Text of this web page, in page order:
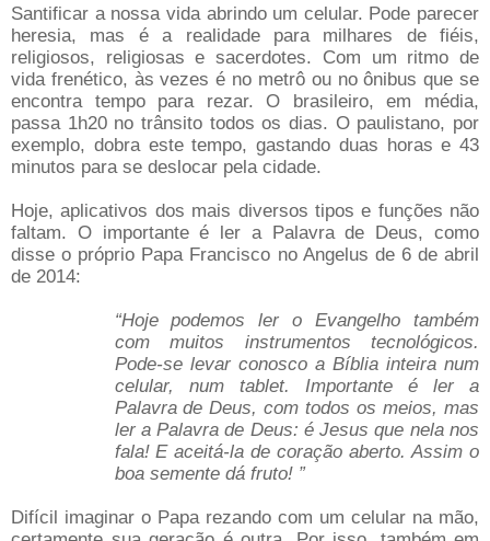
Santificar a nossa vida abrindo um celular. Pode parecer
heresia, mas é a realidade para milhares de fiéis,
religiosos, religiosas e sacerdotes. Com um ritmo de
vida frenético, às vezes é no metrô ou no ônibus que se
encontra tempo para rezar. O brasileiro, em média,
passa 1h20 no trânsito todos os dias. O paulistano, por
exemplo, dobra este tempo, gastando duas horas e 43
minutos para se deslocar pela cidade.
Hoje, aplicativos dos mais diversos tipos e funções não
faltam. O importante é ler a Palavra de Deus, como
disse o próprio Papa Francisco no Angelus de 6 de abril
de 2014:
“Hoje podemos ler o Evangelho também
com muitos instrumentos tecnológicos.
Pode-se levar conosco a Bíblia inteira num
celular, num tablet. Importante é ler a
Palavra de Deus, com todos os meios, mas
ler a Palavra de Deus: é Jesus que nela nos
fala! E aceitá-la de coração aberto. Assim o
boa semente dá fruto! ”
Difícil imaginar o Papa rezando com um celular na mão,